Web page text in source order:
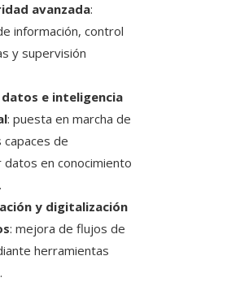
avanzada:
información, control
y supervisión
datos e inteligencia
: puesta en marcha de
de
en conocimiento
y digitalización
: mejora de flujos de
herramientas